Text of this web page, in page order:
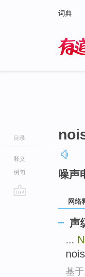
词典
目录
释义
例句
噪声
网络
声
...
基